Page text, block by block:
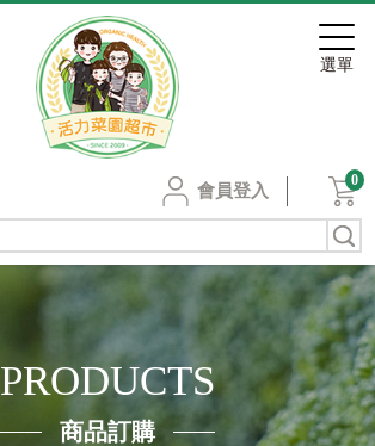
會員登入
0
PRODUCTS
商品訂購